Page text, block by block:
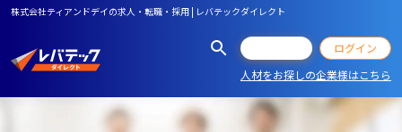
株式会社ティアンドデイの求人・転職・採用 | レバテックダイレクト
ログイン
人材をお探しの企業様はこちら